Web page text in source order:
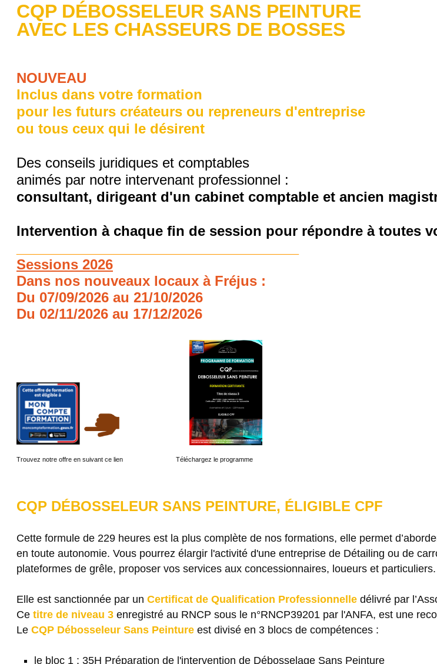
CQP DÉBOSSELEUR SANS PEINTURE
AVEC LES CHASSEURS DE BOSSES
NOUVEAU
Inclus dans votre formation
pour les futurs créateurs ou repreneurs d'entreprise
ou tous ceux qui le désirent
Des conseils juridiques et comptables
animés par notre intervenant professionnel :
consultant, dirigeant d'un cabinet comptable et ancien
Intervention à chaque fin de session pour répondre à toutes
Sessions 2026
Dans nos nouveaux locaux à Fréjus :
Du 07/09/2026 au 21/10/2026
Du 02/11/2026 au 17/12/2026
Trouvez notre offre en suivant ce lien Téléchargez le programme
CQP DÉBOSSELEUR SANS PEINTURE, ÉLIGIBLE CPF
Cette formule de 229 heures est la plus complète de nos formations, elle permet
en toute autonomie. Vous pourrez élargir l'activité d'une entreprise de Détailing ou de
plateformes de grêle, proposer vos services aux concessionnaires, loueurs et particuliers.
Elle est sanctionnée par un Certificat de Qualification Professionnelle délivré par
Ce titre de niveau 3 enregistré au RNCP sous le n°RNCP39201 par l'ANFA, est une
Le CQP Débosseleur Sans Peinture est divisé en 3 blocs de compétences :
le bloc 1 : 35H Préparation de l'intervention de Débosselage Sans Peinture